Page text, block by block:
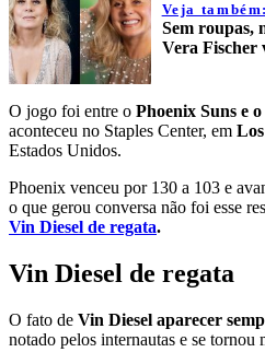
Veja também:
Sem roupas,
Vera Fischer
O jogo foi entre o Phoenix Suns e
aconteceu no Staples Center, em
Estados Unidos.
Phoenix venceu por 130 a 103 e
o que gerou conversa não foi esse
Vin Diesel de regata.
Vin Diesel de regata
O fato de Vin Diesel aparecer
notado pelos internautas e se tornou